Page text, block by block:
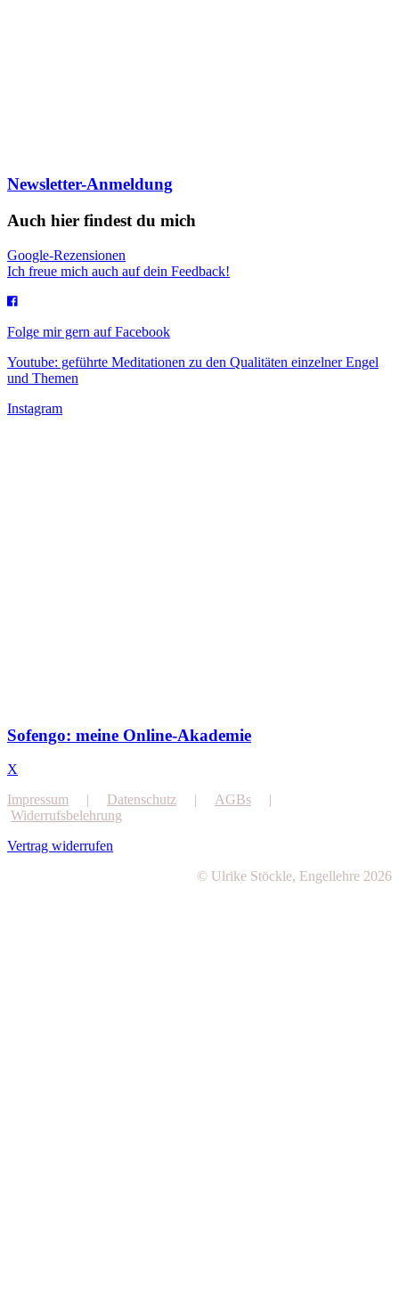
Newsletter-Anmeldung
Auch hier findest du mich
Google-Rezensionen
Ich freue mich auch auf dein Feedback!
Folge mir gern auf Facebook
Youtube: geführte Meditationen zu den Qualitäten einzelner Engel
und Themen
Instagram
Sofengo: meine Online-Akademie
X
Impressum | Datenschutz | AGBs |
Widerrufsbelehrung
Vertrag widerrufen
© Ulrike Stöckle, Engellehre 2026